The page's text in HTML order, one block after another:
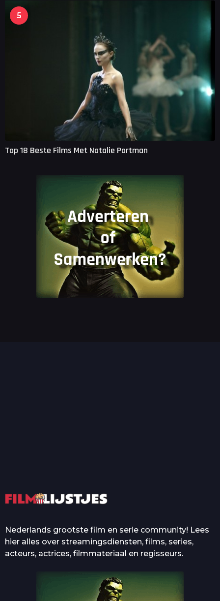
5
Top 18 Beste Films Met Natalie Portman
Nederlands grootste film en serie community! Lees
hier alles over streamingsdiensten, films, series,
acteurs, actrices, filmmateriaal en regisseurs.